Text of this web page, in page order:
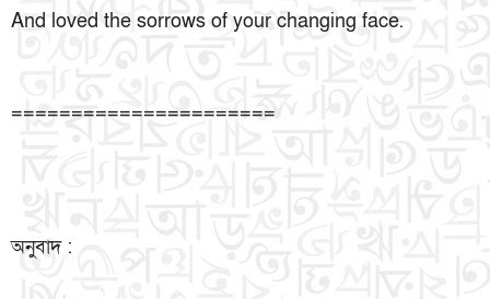
And loved the sorrows of your changing face.
======================
অনুবাদ :